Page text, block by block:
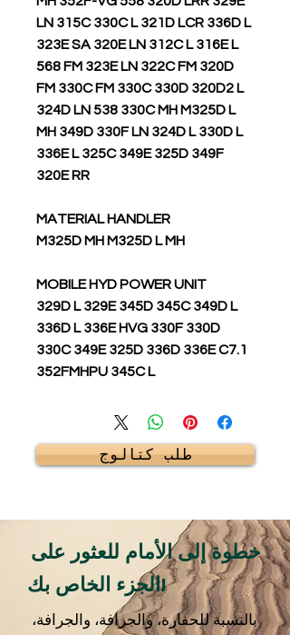
LN 315C 330C L 321D LCR 336D L
323E SA 320E LN 312C L 316E L
568 FM 323E LN 322C FM 320D
FM 330C FM 330C 330D 320D2 L
324D LN 538 330C MH M325D L
MH 349D 330F LN 324D L 330D L
336E L 325C 349E 325D 349F
320E RR
MATERIAL HANDLER
M325D MH M325D L MH
MOBILE HYD POWER UNIT
329D L 329E 345D 345C 349D L
336D L 336E HVG 330F 330D
330C 349E 325D 336D 336E C7.1
352FMHPU 345C L
طلب كتالوج
خطوة إلى الأمام للعثور على
الجزء الخاص بك!
بالنسبة للحفارة، والجرافة، والجرافة،